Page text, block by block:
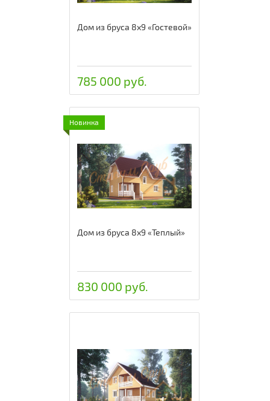
Дом из бруса 8х9 «Гостевой»
785 000 руб.
Новинка
Дом из бруса 8х9 «Теплый»
830 000 руб.